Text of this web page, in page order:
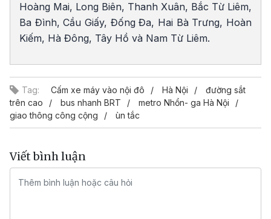
Hoàng Mai, Long Biên, Thanh Xuân, Bắc Từ Liêm,
Ba Đình, Cầu Giấy, Đống Đa, Hai Bà Trưng, Hoàn
Kiếm, Hà Đông, Tây Hồ và Nam Từ Liêm.
Tag: Cấm xe máy vào nội đô Hà Nội
đường sắt
trên cao
bus nhanh BRT
metro Nhổn- ga Hà Nội
giao thông công cộng
ùn tắc
Viết bình luận